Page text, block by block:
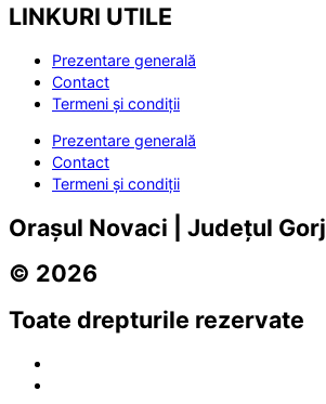
LINKURI UTILE
Prezentare generală
Contact
Termeni și condiții
Prezentare generală
Contact
Termeni și condiții
Orașul Novaci | Județul Gorj
© 2026
Toate drepturile rezervate